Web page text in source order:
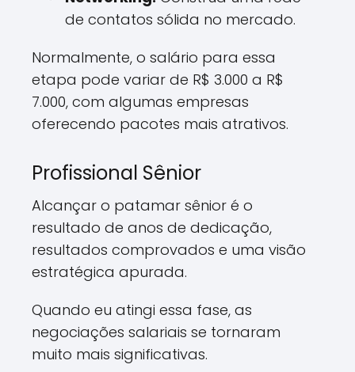
de contatos sólida no mercado.
Normalmente, o salário para essa
etapa pode variar de R$ 3.000 a R$
7.000, com algumas empresas
oferecendo pacotes mais atrativos.
Profissional Sênior
Alcançar o patamar sênior é o
resultado de anos de dedicação,
resultados comprovados e uma visão
estratégica apurada.
Quando eu atingi essa fase, as
negociações salariais se tornaram
muito mais significativas.